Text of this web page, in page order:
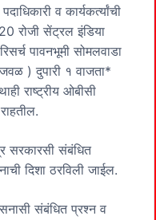
व कार्यकर्त्यांची
रोजी सेंट्रल इंडिया
पावनभूमी सोमलवाडा
) दुपारी १ वाजता*
राष्ट्रीय ओबीसी
सरकारसी संबंधित
दिशा ठरविली जाईल.
संबंधित प्रश्न व